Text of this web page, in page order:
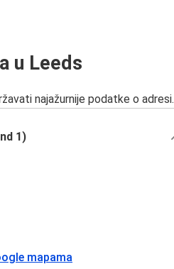
u Leeds
najažurnije podatke o adresi.
1)
mapama